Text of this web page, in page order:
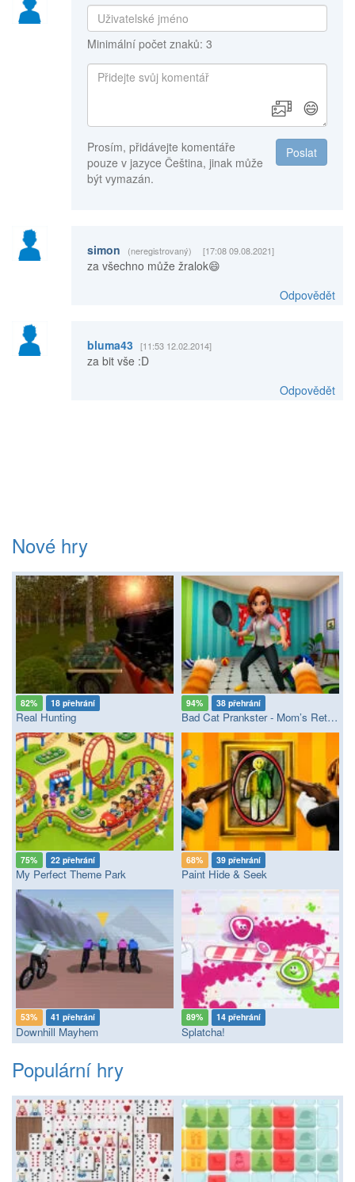
Minimální počet znaků: 3
😄
Poslat
Prosím, přidávejte komentáře
pouze v jazyce Čeština, jinak může
být vymazán.
simon (neregistrovaný) [17:08 09.08.2021]
za všechno může žralok😄
Odpovědět
bluma43 [11:53 12.02.2014]
za bit vše :D
Odpovědět
Nové hry
82% 18 přehrání
Real Hunting
94% 38 přehrání
Bad Cat Prankster - Mom’s Return
75% 22 přehrání
My Perfect Theme Park
68% 39 přehrání
Paint Hide & Seek
53% 41 přehrání
Downhill Mayhem
89% 14 přehrání
Splatcha!
Populární hry